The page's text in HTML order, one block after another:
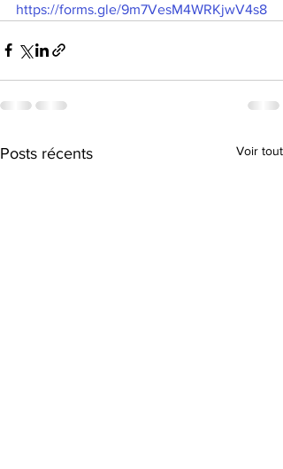
https://forms.gle/9m7VesM4WRKjwV4s8
Posts récents Voir tout